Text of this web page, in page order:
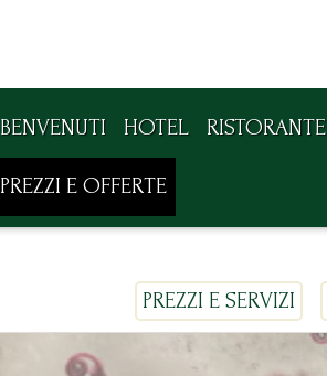
BENVENUTI HOTEL RISTORANTE
PREZZI E OFFERTE
PREZZI E SERVIZI